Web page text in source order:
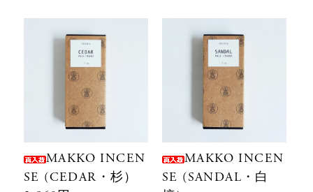
MAKKO INCEN
SE (CEDAR・杉）
MAKKO INCEN
SE (SANDAL・白